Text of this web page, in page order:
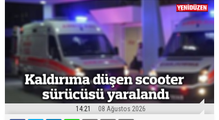
14:21 08 Ağustos 2026